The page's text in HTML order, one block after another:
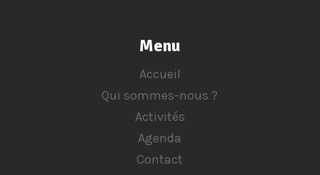
Menu
Accueil
Qui sommes-nous ?
Activités
Agenda
Contact